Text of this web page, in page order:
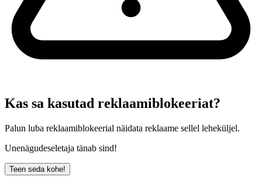
Kas sa kasutad reklaamiblokeeriat?
Palun luba reklaamiblokeerial näidata reklaame sellel leheküljel.
Unenägudeseletaja tänab sind!
Teen seda kohe!